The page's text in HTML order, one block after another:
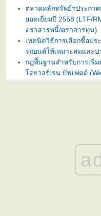
ตลาดหลักทรัพย์ฯประกา
อดเยี่ยมปี 2558 (LTF/
ตราสารหนี้/ตราสารทุน)
เทคนิควิธีการเลือกซื้อป
รถยนต์ให้เหมาะสมและป
กฎพื้นฐานสำหรับการเริ่
ดยวอร์เรน บัฟเฟตต์
ดอกเบี้ยสูง 3% ต่อปี
บลจ. ทิสโก้ เปิดเสนอขาย
เปิด ทิสโก้ เจแปน อิควิตี้ ท
8% #2” วันที่ 2- 9 ม.ค.